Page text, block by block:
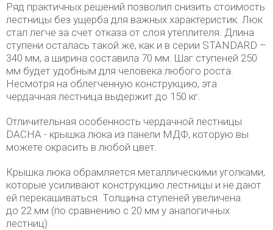
Ряд практичных решений позволил снизить стоимость
лестницы без ущерба для важных характеристик. Люк
стал легче за счет отказа от слоя утеплителя. Длина
ступени осталась такой же, как и в серии STANDARD –
340 мм, а ширина составила 70 мм. Шаг ступеней 250
мм будет удобным для человека любого роста.
Несмотря на облегченную конструкцию, эта
чердачная лестница выдержит до 150 кг.
Отличительная особенность чердачной лестницы
DACHA - крышка люка из панели МДФ, которую вы
можете окрасить в любой цвет.
Крышка люка обрамляется металлическими уголками,
которые усиливают конструкцию лестницы и не дают
ей перекашиваться. Толщина ступеней увеличена
до 22 мм (по сравнению с 20 мм у аналогичных
лестниц)